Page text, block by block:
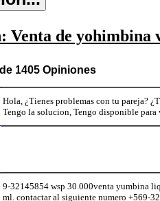
Venta de yohimbina
1405 Opiniones
Hola, ¿Tienes problemas con tu pareja?
Tengo la solucion, Tengo disponible
9-32145854 wsp 30.000venta yumbina
ml. contactar al siguiente numero +569-